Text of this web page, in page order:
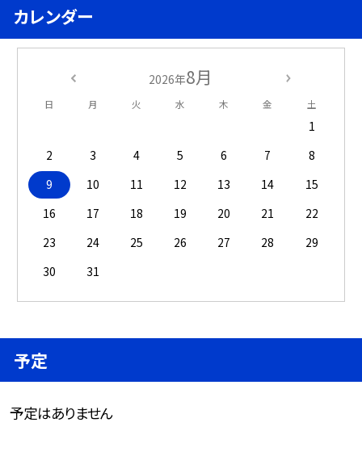
カレンダー
2026年8月
日 月 火 水 木 金 土
1
2
3 4 5 6 7
8
9
10 11 12 13 14
15
16
17 18 19 20 21
22
23
24 25 26 27 28
29
30
31
予定
予定はありません